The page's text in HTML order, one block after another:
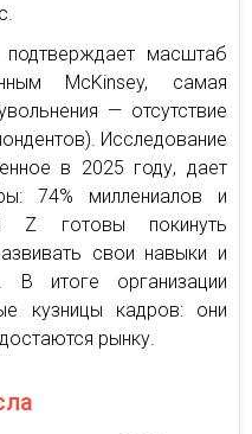
подтверждает масштаб
McKinsey, самая
— отсутствие
Исследование
в 2025 году, дает
74% миллениалов и
Z готовы покинуть
свои навыки и
В итоге организации
кузницы кадров: они
рынку.